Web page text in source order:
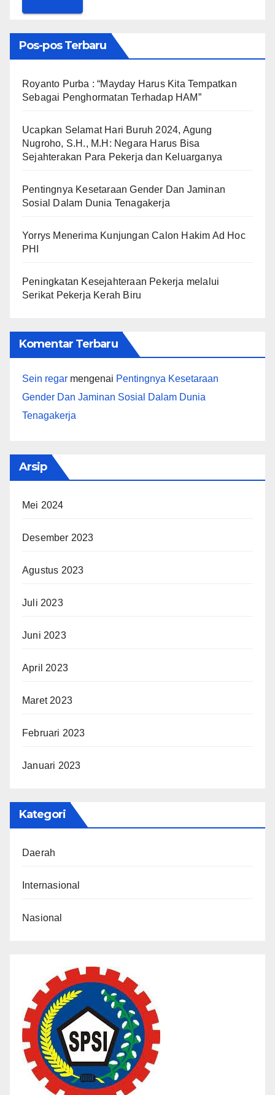
Pos-pos Terbaru
Royanto Purba : “Mayday Harus Kita Tempatkan
Sebagai Penghormatan Terhadap HAM”
Ucapkan Selamat Hari Buruh 2024, Agung
Nugroho, S.H., M.H: Negara Harus Bisa
Sejahterakan Para Pekerja dan Keluarganya
Pentingnya Kesetaraan Gender Dan Jaminan
Sosial Dalam Dunia Tenagakerja
Yorrys Menerima Kunjungan Calon Hakim Ad Hoc
PHI
Peningkatan Kesejahteraan Pekerja melalui
Serikat Pekerja Kerah Biru
Komentar Terbaru
Sein regar mengenai Pentingnya Kesetaraan
Gender Dan Jaminan Sosial Dalam Dunia
Tenagakerja
Arsip
Mei 2024
Desember 2023
Agustus 2023
Juli 2023
Juni 2023
April 2023
Maret 2023
Februari 2023
Januari 2023
Kategori
Daerah
Internasional
Nasional